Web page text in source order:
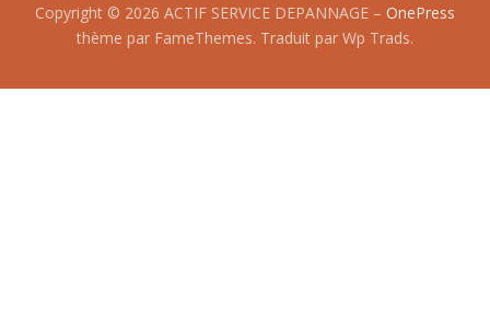
Copyright © 2026 ACTIF SERVICE DEPANNAGE – OnePress
thème par FameThemes. Traduit par Wp Trads.